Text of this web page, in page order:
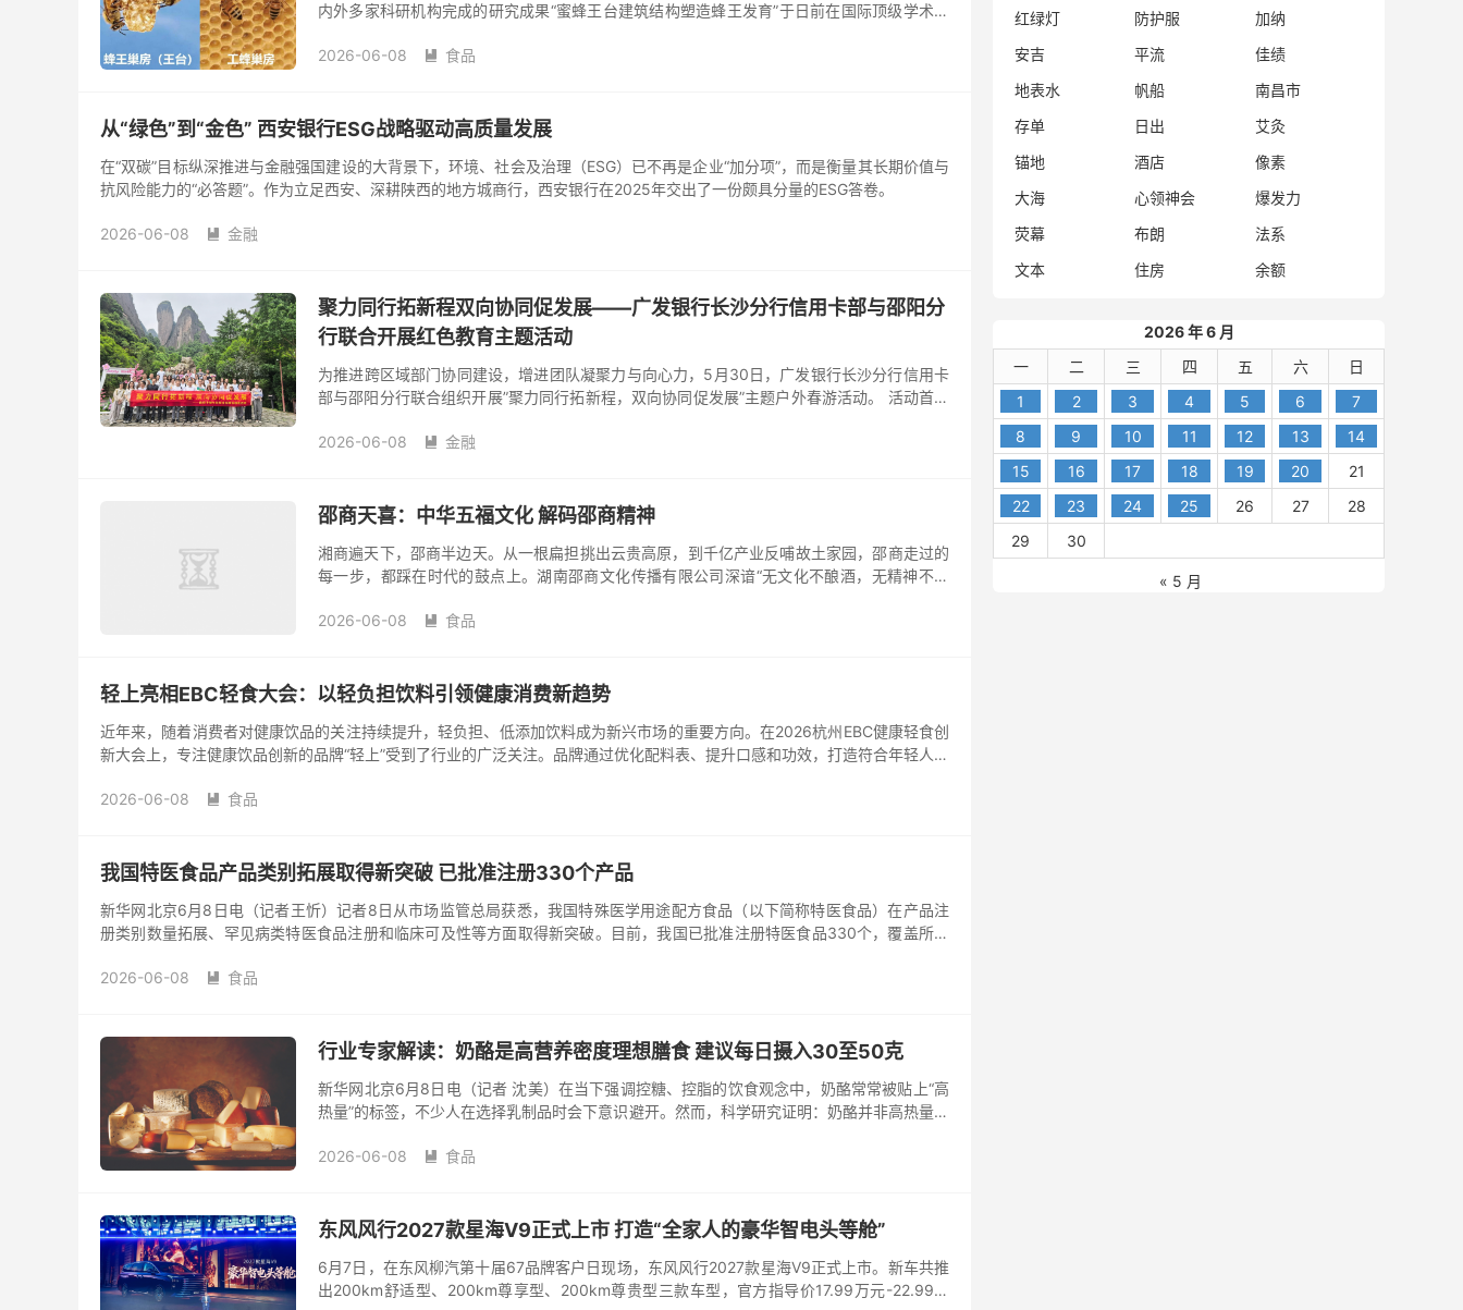
内外多家科研机构完成的研究成果“蜜蜂王台建筑结构塑造蜂王发育”于日前在国际顶级学术期
2026-06-08
 食品
从“绿色”到“金色” 西安银行ESG战略驱动高质量发展
在“双碳”目标纵深推进与金融强国建设的大背景下，环境、社会及治理（ESG）已不再是企业“加分项”，而是衡量其长期价值与
抗风险能力的“必答题”。作为立足西安、深耕陕西的地方城商行，西安银行在2025年交出了一份颇具分量的ESG答卷。
2026-06-08  金融
聚力同行拓新程双向协同促发展——广发银行长沙分行信用卡部与邵阳分
行联合开展红色教育主题活动
为推进跨区域部门协同建设，增进团队凝聚力与向心力，5月30日，广发银行长沙分行信用卡
部与邵阳分行联合组织开展”聚力同行拓新程，双向协同促发展”主题户外春游活动。 活动首站
2026-06-08
 金融
邵商天喜：中华五福文化 解码邵商精神
湘商遍天下，邵商半边天。从一根扁担挑出云贵高原，到千亿产业反哺故土家园，邵商走过的
每一步，都踩在时代的鼓点上。湖南邵商文化传播有限公司深谙“无文化不酿酒，无精神不远
2026-06-08
 食品
轻上亮相EBC轻食大会：以轻负担饮料引领健康消费新趋势
近年来，随着消费者对健康饮品的关注持续提升，轻负担、低添加饮料成为新兴市场的重要方向。在2026杭州EBC健康轻食创
新大会上，专注健康饮品创新的品牌“轻上”受到了行业的广泛关注。品牌通过优化配料表、提升口感和功效，打造符合年轻人生
2026-06-08
 食品
我国特医食品产品类别拓展取得新突破 已批准注册330个产品
新华网北京6月8日电（记者王忻）记者8日从市场监管总局获悉，我国特殊医学用途配方食品（以下简称特医食品）在产品注
册类别数量拓展、罕见病类特医食品注册和临床可及性等方面取得新突破。目前，我国已批准注册特医食品330个，覆盖所有
2026-06-08
 食品
行业专家解读：奶酪是高营养密度理想膳食 建议每日摄入30至50克
新华网北京6月8日电（记者 沈美）在当下强调控糖、控脂的饮食观念中，奶酪常常被贴上“高
热量”的标签，不少人在选择乳制品时会下意识避开。然而，科学研究证明：奶酪并非高热量食
2026-06-08
 食品
东风风行2027款星海V9正式上市 打造“全家人的豪华智电头等舱”
6月7日，在东风柳汽第十届67品牌客户日现场，东风风行2027款星海V9正式上市。新车共推
出200km舒适型、200km尊享型、200km尊贵型三款车型，官方指导价17.99万元-22.99万
红绿灯 防护服
加纳
安吉
平流
佳绩
地表水
帆船
南昌市
存单
日出
艾灸
锚地
酒店
像素
大海
心领神会
爆发力
荧幕
布朗
法系
文本
住房 余额
2026 年 6 月
一
二 三 四 五 六
日
1
2 3 4 5 6
7
8
9 10 11 12 13
14
15
16 17 18 19 20
21
22
23 24 25 26 27
28
29
30
« 5 月